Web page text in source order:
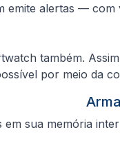
emite alertas —
também.
por meio da
sua memória